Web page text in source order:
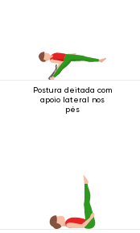
Postura deitada com
apoio lateral nos
pés